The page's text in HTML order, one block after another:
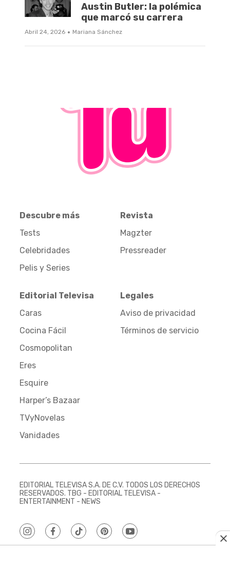
Austin Butler: la polémica
que marcó su carrera
Abril 24, 2026 · Mariana Sánchez
Descubre más
Tests
Celebridades
Pelis y Series
Revista
Magzter
Pressreader
Editorial Televisa
Caras
Cocina Fácil
Cosmopolitan
Eres
Esquire
Harper’s Bazaar
TVyNovelas
Vanidades
Legales
Aviso de privacidad
Términos de servicio
EDITORIAL TELEVISA S.A. DE C.V. TODOS LOS DERECHOS
RESERVADOS. TBG - EDITORIAL TELEVISA -
ENTERTAINMENT - NEWS
instagramfacebooktiktokpinterestyoutube